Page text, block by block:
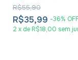
R$35,99 -36%
R$55,90
2 x de R$18,00 sem